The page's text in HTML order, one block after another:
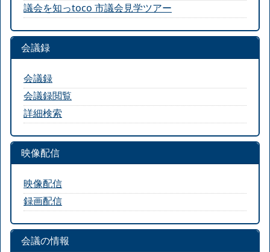
議会を知っtoco 市議会見学ツアー
会議録
会議録
会議録閲覧
詳細検索
映像配信
映像配信
録画配信
会議の情報